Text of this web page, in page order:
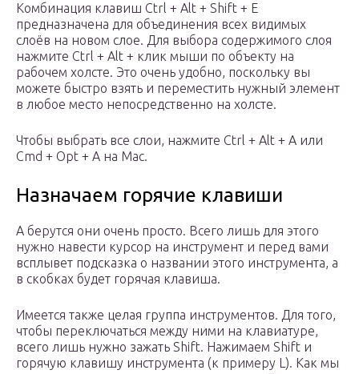
Комбинация клавиш Ctrl + Alt + Shift + E
предназначена для объединения всех видимых
слоёв на новом слое. Для выбора содержимого слоя
нажмите Ctrl + Alt + клик мыши по объекту на
рабочем холсте. Это очень удобно, поскольку вы
можете быстро взять и переместить нужный элемент
в любое место непосредственно на холсте.
Чтобы выбрать все слои, нажмите Ctrl + Alt + A или
Cmd + Opt + A на Mac.
Назначаем горячие клавиши
А берутся они очень просто. Всего лишь для этого
нужно навести курсор на инструмент и перед вами
всплывет подсказка о названии этого инструмента, а
в скобках будет горячая клавиша.
Имеется также целая группа инструментов. Для того,
чтобы переключаться между ними на клавиатуре,
всего лишь нужно зажать Shift. Нажимаем Shift и
горячую клавишу инструмента (к примеру L). Как мы